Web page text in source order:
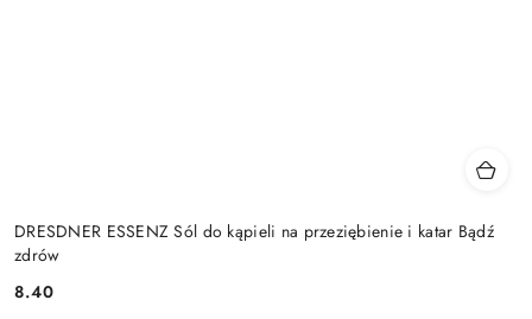
DRESDNER ESSENZ Sól do kąpieli na przeziębienie i katar Bądź
zdrów
Cena:
8.40